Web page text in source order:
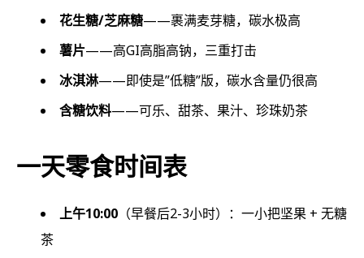
花生糖/芝麻糖——裹满麦芽糖，碳水极高
薯片——高GI高脂高钠，三重打击
冰淇淋——即使是”低糖”版，碳水含量仍很高
含糖饮料——可乐、甜茶、果汁、珍珠奶茶
一天零食时间表
上午10:00 （早餐后2-3小时）：一小把坚果 + 无糖
茶